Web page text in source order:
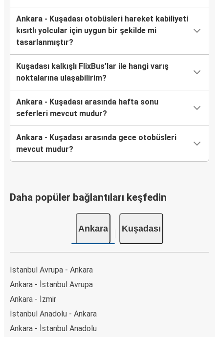
Ankara - Kuşadası otobüsleri hareket kabiliyeti
kısıtlı yolcular için uygun bir şekilde mi
tasarlanmıştır?
Kuşadası kalkışlı FlixBus’lar ile hangi varış
noktalarına ulaşabilirim?
Ankara - Kuşadası arasında hafta sonu
seferleri mevcut mudur?
Ankara - Kuşadası arasında gece otobüsleri
mevcut mudur?
Daha popüler bağlantıları keşfedin
Ankara Kuşadası
İstanbul Avrupa - Ankara
Ankara - İstanbul Avrupa
Ankara - İzmir
İstanbul Anadolu - Ankara
Ankara - İstanbul Anadolu